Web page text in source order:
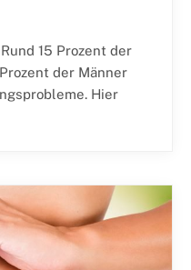
15 Prozent der
der Männer
Hier